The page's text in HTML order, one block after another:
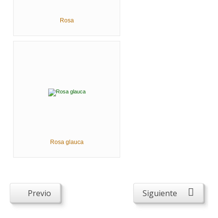
Rosa
Rosa glauca
Previo Siguiente